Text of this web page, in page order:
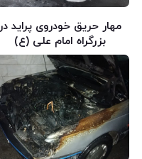
مهار حریق خودروی پراید در
بزرگراه امام علی (ع)